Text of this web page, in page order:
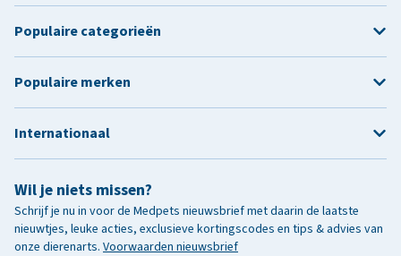
Wil je niets missen?
Schrijf je nu in voor de Medpets nieuwsbrief met daarin de laatste
nieuwtjes, leuke acties, exclusieve kortingscodes en tips & advies van
onze dierenarts. Voorwaarden nieuwsbrief
Populaire categorieën
Populaire merken
Internationaal